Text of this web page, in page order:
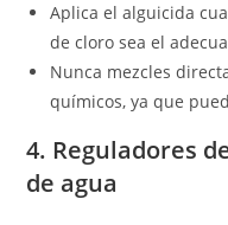
Aplica el alguicida
de cloro sea el
Nunca mezcles
químicos, ya que
4. Reguladores
de agua